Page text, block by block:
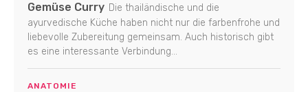
Gemüse Curry Die thailändische und die
ayurvedische Küche haben nicht nur die farbenfrohe und
liebevolle Zubereitung gemeinsam. Auch historisch gibt
es eine interessante Verbindung...
ANATOMIE